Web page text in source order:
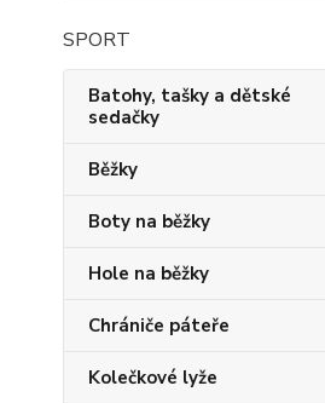
SPORT
Batohy, tašky a dětské
sedačky
Běžky
Boty na běžky
Hole na běžky
Chrániče páteře
Kolečkové lyže